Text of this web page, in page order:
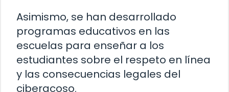
Asimismo, se han desarrollado
programas educativos en las
escuelas para enseñar a los
estudiantes sobre el respeto en línea
y las consecuencias legales del
ciberacoso.